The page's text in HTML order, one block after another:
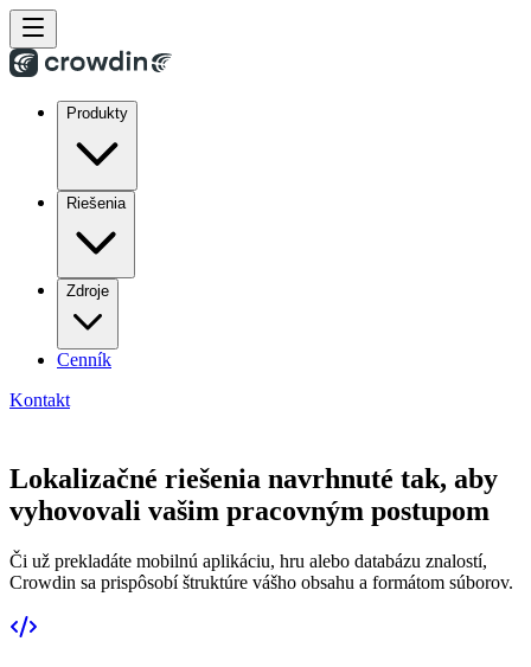
Produkty
Riešenia
Zdroje
Cenník
Kontakt
Lokalizačné riešenia navrhnuté tak, aby
vyhovovali vašim pracovným postupom
Či už prekladáte mobilnú aplikáciu, hru alebo databázu znalostí,
Crowdin sa prispôsobí štruktúre vášho obsahu a formátom súborov.